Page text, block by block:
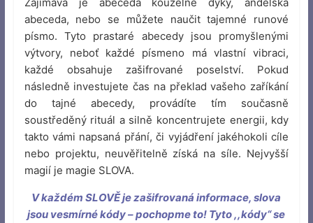
abeceda, nebo se můžete naučit tajemné runové
písmo. Tyto prastaré abecedy jsou promyšlenými
výtvory, neboť každé písmeno má vlastní vibraci,
každé obsahuje zašifrované poselství. Pokud
následně investujete čas na překlad vašeho zaříkání
do tajné abecedy, provádíte tím současně
soustředěný rituál a silně koncentrujete energii, kdy
takto vámi napsaná přání, či vyjádření jakéhokoli cíle
nebo projektu, neuvěřitelně získá na síle. Nejvyšší
magií je magie SLOVA.
V každém SLOVĚ je zašifrovaná informace, slova
jsou vesmírné kódy – pochopme to! Tyto ,,kódy“ se